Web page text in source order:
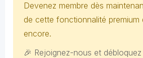
Devenez membre dès
de cette fonctionnalité premium
encore.
🎉 Rejoignez-nous et